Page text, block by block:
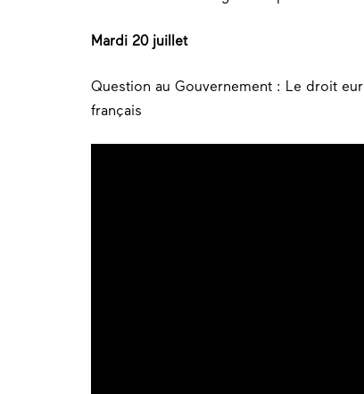
Mardi 20 juillet
Question au Gouvernement : Le droit
français